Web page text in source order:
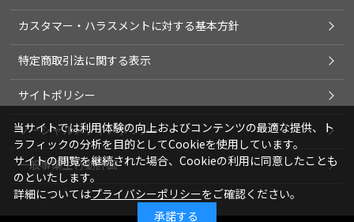
カスタマー・ハラスメントに対する基本方針
特定商取引法に関する表示
サイトポリシー
ソーシャルメディアポリシー
一般事業主行動計画
当サイトでは利用体験の向上およびコンテンツの最適な提供、ト
ラフィックの分析を目的としてCookieを使用しています。
サイトの閲覧を継続された場合、Cookieの利用に同意したことも
のといたします。
詳細についてはプライバシーポリシーをご確認ください。
承諾する